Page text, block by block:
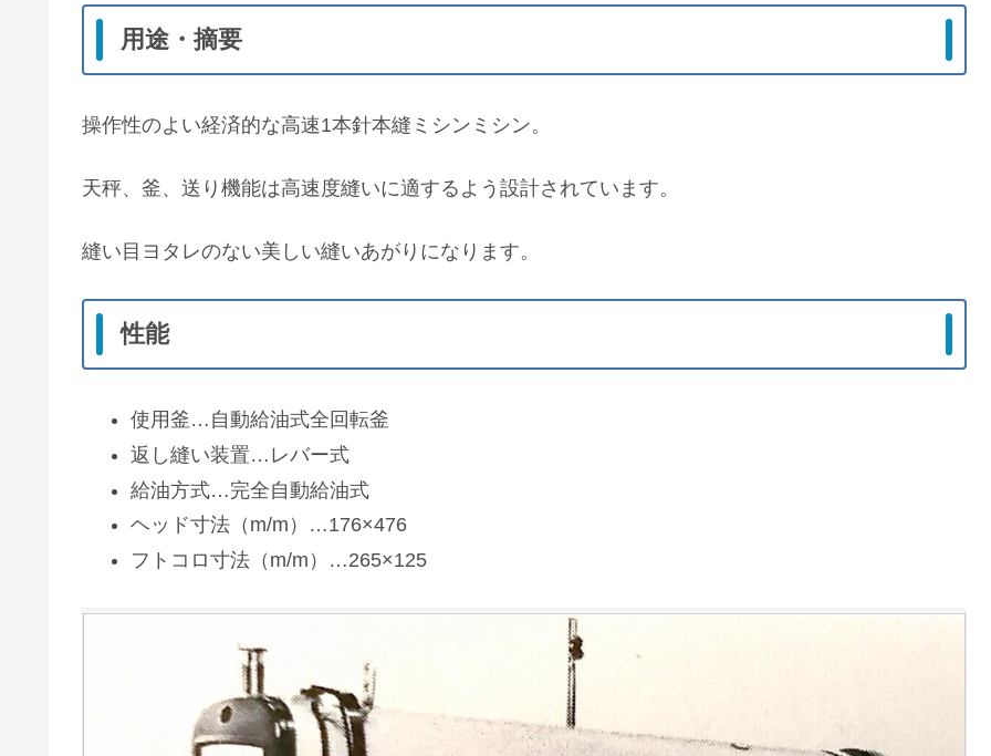
用途・摘要
操作性のよい経済的な高速1本針本縫ミシンミシン。
天秤、釜、送り機能は高速度縫いに適するよう設計されています。
縫い目ヨタレのない美しい縫いあがりになります。
性能
使用釜…自動給油式全回転釜
返し縫い装置…レバー式
給油方式…完全自動給油式
ヘッド寸法（m/m）…176×476
フトコロ寸法（m/m）…265×125